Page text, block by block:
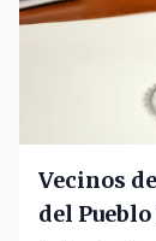
Vecinos
del